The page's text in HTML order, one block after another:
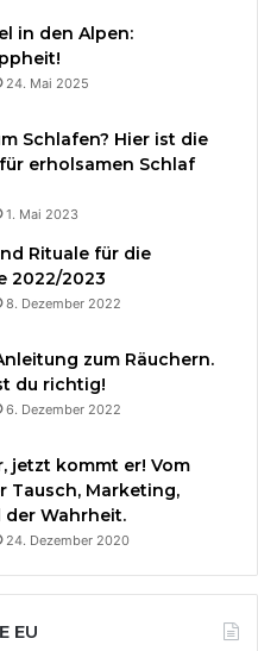
in den Alpen:
24. Mai 2025
Schlafen? Hier ist die
erholsamen Schlaf
1. Mai 2023
Rituale für die
2022/2023
8. Dezember 2022
zum Räuchern.
du richtig!
6. Dezember 2022
jetzt kommt er! Vom
Tausch, Marketing,
der Wahrheit.
24. Dezember 2020
EU